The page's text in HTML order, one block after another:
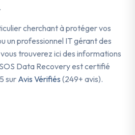
cherchant à protéger vos
un professionnel IT gérant des
trouverez ici des informations
Data Recovery est certifié
sur Avis Vérifiés (249+ avis).